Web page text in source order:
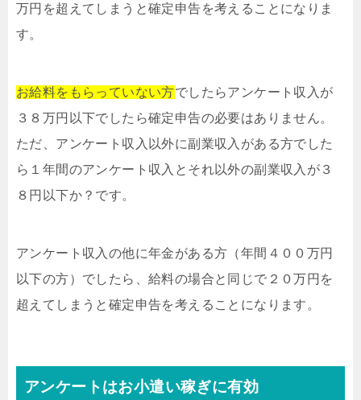
万円を超えてしまうと確定申告を考えることになりま
す。
お給料をもらっていない方でしたらアンケート収入が
３８万円以下でしたら確定申告の必要はありません。
ただ、アンケート収入以外に副業収入がある方でした
ら１年間のアンケート収入とそれ以外の副業収入が３
８円以下か？です。
アンケート収入の他に年金がある方（年間４００万円
以下の方）でしたら、給料の場合と同じで２０万円を
超えてしまうと確定申告を考えることになります。
アンケートはお小遣い稼ぎに有効